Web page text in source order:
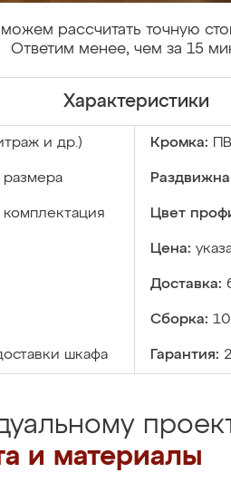
рассчитать точную
Ответим менее, чем за 15
Характеристики
и др.) Кромка:
комплектация Цвет
Цена:
Доставка:
Сборка:
шкафа Гарантия:
и материалы